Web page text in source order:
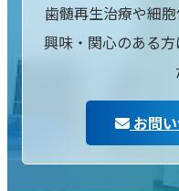
歯髄再生治療や細胞
興味・関心のある
お問